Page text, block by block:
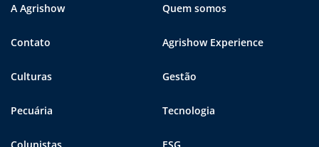
A Agrishow Quem somos
Contato Agrishow Experience
Culturas Gestão
Pecuária Tecnologia
Colunistas ESG